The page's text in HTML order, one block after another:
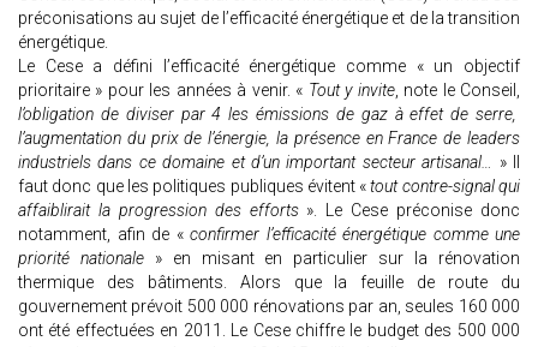
préconisations au sujet de l’efficacité énergétique et de la transition
énergétique.
Le Cese a défini l’efficacité énergétique comme « un objectif
prioritaire » pour les années à venir. « Tout y invite, note le Conseil,
l’obligation de diviser par 4 les émissions de gaz à effet de serre,
l’augmentation du prix de l’énergie, la présence en France de leaders
industriels dans ce domaine et d’un important secteur artisanal… » Il
faut donc que les politiques publiques évitent «tout contre-signal qui
affaiblirait la progression des efforts». Le Cese préconise donc
notamment, afin de «confirmer l’efficacité énergétique comme une
priorité nationale» en misant en particulier sur la rénovation
thermique des bâtiments. Alors que la feuille de route du
gouvernement prévoit 500 000 rénovations par an, seules 160 000
ont été effectuées en 2011. Le Cese chiffre le budget des 500 000